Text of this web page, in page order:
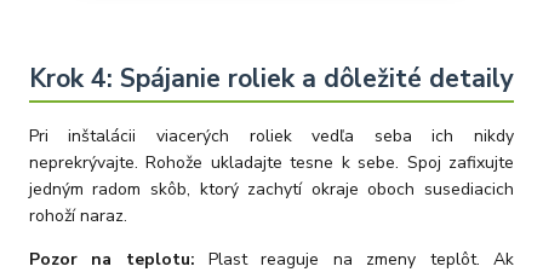
Krok 4: Spájanie roliek a dôležité detaily
Pri inštalácii viacerých roliek vedľa seba ich nikdy
neprekrývajte. Rohože ukladajte tesne k sebe. Spoj zafixujte
jedným radom skôb, ktorý zachytí okraje oboch susediacich
rohoží naraz.
Pozor na teplotu: Plast reaguje na zmeny teplôt. Ak